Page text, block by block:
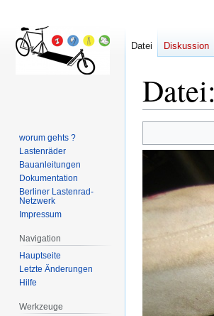
Datei:
Navigation
Suche
Datei Diskussion
worum gehts ?
Lastenräder
Bauanleitungen
Dokumentation
Berliner Lastenrad-
Netzwerk
Impressum
Navigation
Hauptseite
Letzte Änderungen
Hilfe
Werkzeuge